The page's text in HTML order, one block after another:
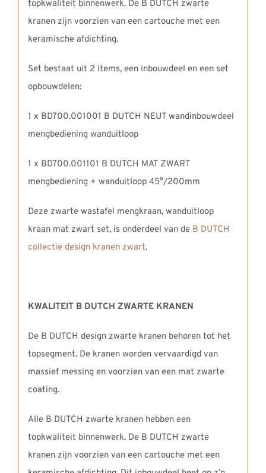
topkwaliteit binnenwerk. De B DUTCH zwarte
kranen zijn voorzien van een cartouche met een
keramische afdichting.
Set bestaat uit 2 items, een inbouwdeel en een set
opbouwdelen:
1 x BD700.001001 B DUTCH NEUT wandinbouwdeel
mengbediening wanduitloop
1 x BD700.001101 B DUTCH MAT ZWART
mengbediening + wanduitloop 45°/200mm
Deze zwarte wastafel mengkraan, wanduitloop
kraan mat zwart set, is onderdeel van de B DUTCH
collectie design kranen zwart.
KWALITEIT B DUTCH ZWARTE KRANEN
De B DUTCH design zwarte kranen behoren tot het
topsegment. De kranen worden vervaardigd van
massief messing en voorzien van een mat zwarte
coating.
Alle B DUTCH zwarte kranen hebben een
topkwaliteit binnenwerk. De B DUTCH zwarte
kranen zijn voorzien van een cartouche met een